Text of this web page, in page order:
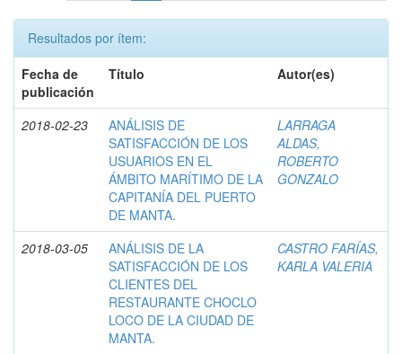
Resultados por ítem:
Fecha de
publicación
Título Autor(es)
2018-02-23
ANÁLISIS DE
SATISFACCIÓN DE LOS
USUARIOS EN EL
ÁMBITO MARÍTIMO DE LA
CAPITANÍA DEL PUERTO
DE MANTA.
LARRAGA
ALDAS,
ROBERTO
GONZALO
2018-03-05
ANÁLISIS DE LA
SATISFACCIÓN DE LOS
CLIENTES DEL
RESTAURANTE CHOCLO
LOCO DE LA CIUDAD DE
MANTA.
CASTRO FARÍAS,
KARLA VALERIA